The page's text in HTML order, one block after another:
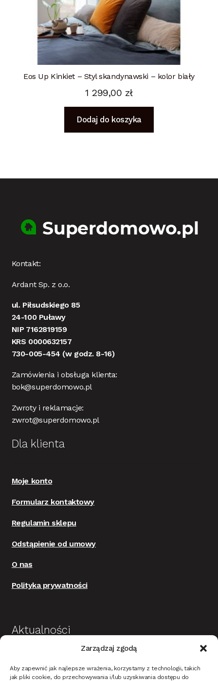
Zarządzaj zgodą
Aby zapewnić jak najlepsze wrażenia, korzystamy z technologii, takich
jak pliki cookie, do przechowywania i/lub uzyskiwania dostępu do
Eos Up Kinkiet – Styl skandynawski – kolor biały
1 299,00 zł
Dodaj do koszyka
Kontakt:
Ardant Sp. z o.o.
ul. Piłsudskiego 85
24-100 Puławy
NIP 7162819159
KRS 0000632157
730-005-454 (w godz. 8-16)
Zamówienia i obsługa klienta:
bok@superdomowo.pl
Zwroty i reklamacje:
zwrot@superdomowo.pl
Dla klienta
Moje konto
Formularz kontaktowy
Regulamin sklepu
Odstąpienie od umowy
O nas
Polityka prywatności
Aktualności
Budowa i wykończenie domu jako dobra
inwestycja